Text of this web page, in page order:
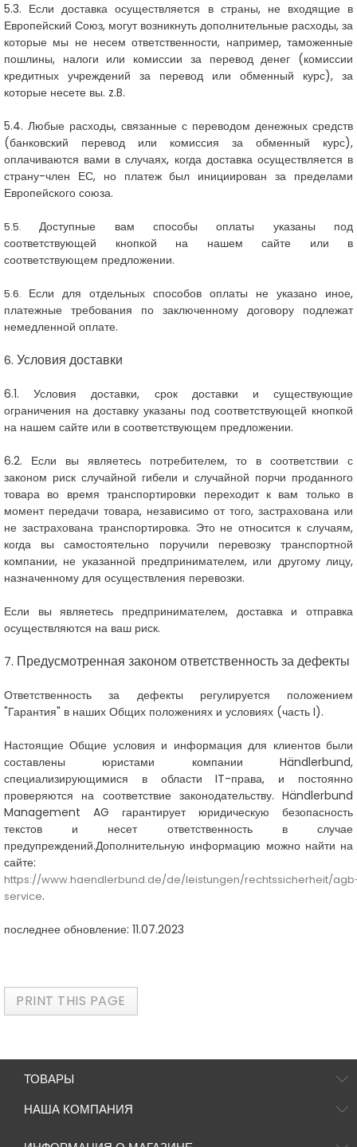
5.3. Если доставка осуществляется в страны, не входящие в
Европейский Союз, могут возникнуть дополнительные расходы, за
которые мы не несем ответственности, например, таможенные
пошлины, налоги или комиссии за перевод денег (комиссии
кредитных учреждений за перевод или обменный курс), за
которые несете вы. z.B.
5.4. Любые расходы, связанные с переводом денежных средств
(банковский перевод или комиссия за обменный курс),
оплачиваются вами в случаях, когда доставка осуществляется в
страну-член ЕС, но платеж был инициирован за пределами
Европейского союза.
5.5.Доступные вам способы оплаты указаны под
соответствующей кнопкой на нашем сайте или в
соответствующем предложении.
5.6. Если для отдельных способов оплаты не указано иное,
платежные требования по заключенному договору подлежат
немедленной оплате.
6. Условия доставки
6.1. Условия доставки, срок доставки и существующие
ограничения на доставку указаны под соответствующей кнопкой
на нашем сайте или в соответствующем предложении.
6.2. Если вы являетесь потребителем, то в соответствии с
законом риск случайной гибели и случайной порчи проданного
товара во время транспортировки переходит к вам только в
момент передачи товара, независимо от того, застрахована или
не застрахована транспортировка. Это не относится к случаям,
когда вы самостоятельно поручили перевозку транспортной
компании, не указанной предпринимателем, или другому лицу,
назначенному для осуществления перевозки.
Если вы являетесь предпринимателем, доставка и отправка
осуществляются на ваш риск.
7. Предусмотренная законом ответственность за дефекты
Ответственность за дефекты регулируется положением
"Гарантия" в наших Общих положениях и условиях (часть I).
Настоящие Общие условия и информация для клиентов были
составлены юристами компании Händlerbund,
специализирующимися в области IT-права, и постоянно
проверяются на соответствие законодательству. Händlerbund
Management AG гарантирует юридическую безопасность
текстов и несет ответственность в случае
предупреждений.Дополнительную информацию можно найти на
сайте:
https://www.haendlerbund.de/de/leistungen/rechtssicherheit/
service.
последнее обновление: 11.07.2023
ТОВАРЫ
НАША КОМПАНИЯ